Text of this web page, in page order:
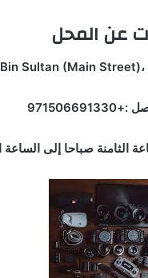
عن المحل
الثامنة صباحا إلى